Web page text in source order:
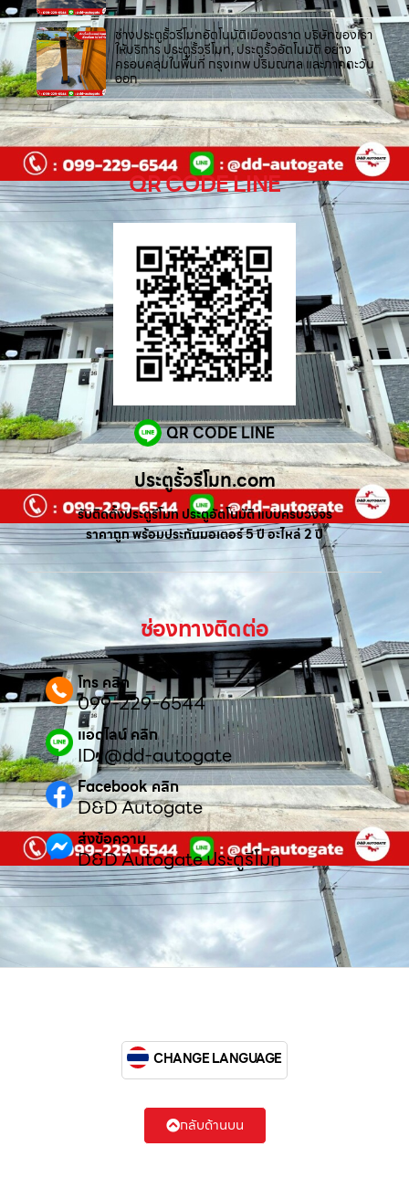
ช่างประตูรั้วรีโมทอัตโนมัติเมืองตราด บริษัทของเรา
ให้บริการ ประตูรั้วรีโมท, ประตูรั้วอัตโนมัติ อย่าง
ครอบคลุมในพื้นที่ กรุงเทพ ปริมณฑล และภาคตะวัน
ออก
QR CODE LINE
QR CODE LINE
ประตูรั้วรีโมท.com
รับติดตั้งประตูรีโมท ประตูอัตโนมัติ แบบครบวงจร
ราคาถูก พร้อมประกันมอเตอร์ 5 ปี อะไหล่ 2 ปี
ช่องทางติดต่อ
โทร คลิก
099-229-6544
แอดไลน์ คลิก
ID: @dd-autogate
Facebook คลิก
D&D Autogate
ส่งข้อความ
D&D Autogate ประตูรีโมท
CHANGE LANGUAGE
กลับด้านบน